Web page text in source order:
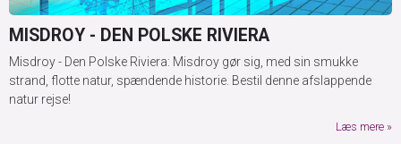
MISDROY - DEN POLSKE RIVIERA
Misdroy - Den Polske Riviera: Misdroy gør sig, med sin smukke
strand, flotte natur, spændende historie. Bestil denne afslappende
natur rejse!
Læs mere